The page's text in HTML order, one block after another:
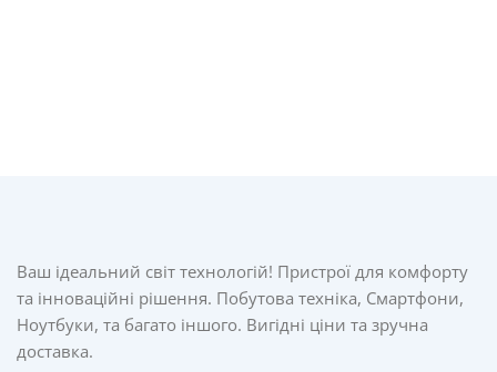
Ваш ідеальний світ технологій! Пристрої для комфорту
та інноваційні рішення. Побутова техніка, Смартфони,
Ноутбуки, та багато іншого. Вигідні ціни та зручна
доставка.